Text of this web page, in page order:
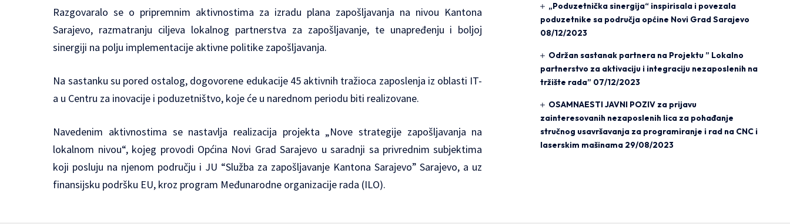
Razgovaralo se o pripremnim aktivnostima za izradu plana zapošljavanja na nivou Kantona
Sarajevo, razmatranju ciljeva lokalnog partnerstva za zapošljavanje, te unapređenju i boljoj
sinergiji na polju implementacije aktivne politike zapošljavanja.
Na sastanku su pored ostalog, dogovorene edukacije 45 aktivnih tražioca zaposlenja iz oblasti IT-
a u Centru za inovacije i poduzetništvo, koje će u narednom periodu biti realizovane.
Navedenim aktivnostima se nastavlja realizacija projekta „Nove strategije zapošljavanja na
lokalnom nivou“, kojeg provodi Općina Novi Grad Sarajevo u saradnji sa privrednim subjektima
koji posluju na njenom području i JU “Služba za zapošljavanje Kantona Sarajevo” Sarajevo, a uz
finansijsku podršku EU, kroz program Međunarodne organizacije rada (ILO).
„Poduzetnička sinergija“ inspirisala i povezala
poduzetnike sa područja općine Novi Grad Sarajevo
08/12/2023
Održan sastanak partnera na Projektu ” Lokalno
partnerstvo za aktivaciju i integraciju nezaposlenih na
tržište rada” 07/12/2023
OSAMNAESTI JAVNI POZIV za prijavu
zainteresovanih nezaposlenih lica za pohađanje
stručnog usavršavanja za programiranje i rad na CNC i
laserskim mašinama 29/08/2023